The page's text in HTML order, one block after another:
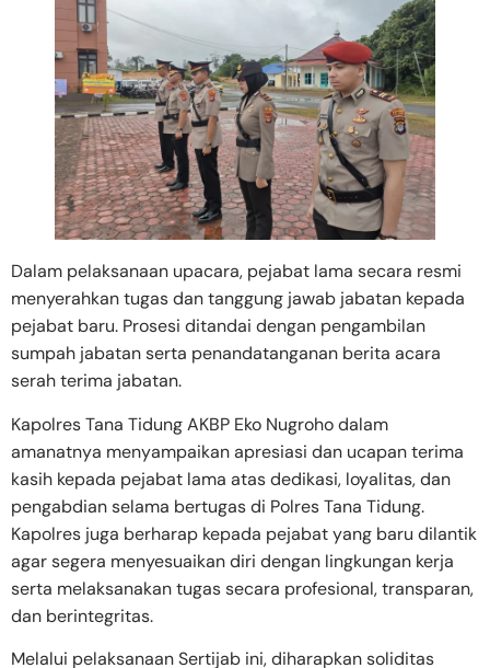
Dalam pelaksanaan upacara, pejabat lama secara resmi
menyerahkan tugas dan tanggung jawab jabatan kepada
pejabat baru. Prosesi ditandai dengan pengambilan
sumpah jabatan serta penandatanganan berita acara
serah terima jabatan.
Kapolres Tana Tidung AKBP Eko Nugroho dalam
amanatnya menyampaikan apresiasi dan ucapan terima
kasih kepada pejabat lama atas dedikasi, loyalitas, dan
pengabdian selama bertugas di Polres Tana Tidung.
Kapolres juga berharap kepada pejabat yang baru dilantik
agar segera menyesuaikan diri dengan lingkungan kerja
serta melaksanakan tugas secara profesional, transparan,
dan berintegritas.
Melalui pelaksanaan Sertijab ini, diharapkan soliditas